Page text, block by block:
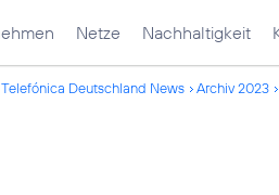
Netze Nachhaltigkeit
Telefónica Deutschland News Archiv 2023